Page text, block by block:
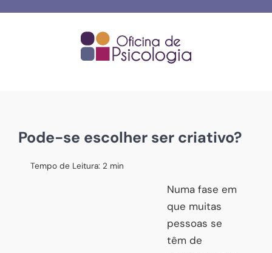
Pode-se escolher ser criativo?
Tempo de Leitura: 2 min
Numa fase em
que muitas
pessoas se
têm de